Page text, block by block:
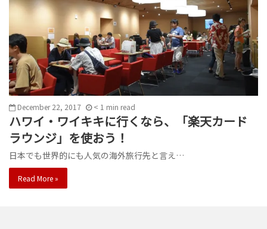
December 22, 2017 < 1 min read
ハワイ・ワイキキに行くなら、「楽天カード
ラウンジ」を使おう！
日本でも世界的にも人気の海外旅行先と言え…
Read More »